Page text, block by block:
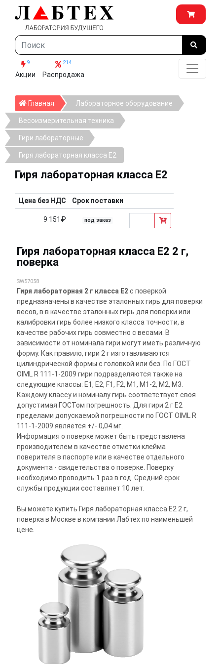
9
Акции
214
Распродажа
Главная ГлавнаяЛабораторное оборудование
Весоизмерительная техника
Гири лабораторные
Гиря лабораторная класса E2
Гиря лабораторная класса E2
Цена без НДС Срок поставки
9 151₽ под заказ
Гиря лабораторная класса E2 2 г,
поверка
SW57058
Гиря лабораторная 2 г класса E2с поверкой
предназначены в качестве эталонных гирь для поверки
весов, в в качестве эталонных гирь для поверки или
калибровки гирь более низкого класса точности, в
качестве рабочих гирь совместно с весами. В
зависимости от номинала гири могут иметь различную
форму. Как правило, гири 2 г изготавливаются
цилиндрической формы с головкой или без. По ГОСТ
OIML R 111-1-2009 гири подразделяются также на
следующие классы: E1, E2, F1, F2, M1, M1-2, M2, M3.
Каждому классу и номиналу гирь соответствует своя
допустимая ГОСТом погрешность. Для гири 2 г E2
пределами допускаемой погрешности по ГОСТ OIML R
111-1-2009 является +/- 0,04 мг.
Информация о поверке может быть представлена
производителем в качестве отметки клейма
поверителя в паспорте или в качестве отдельного
документа - свидетельства о поверке. Поверку
необходимо проводить 1 раз в год. Средний срок
службы продукции составляет 10 лет.
Вы можете купить Гиря лабораторная класса E2 2 г,
поверка в Москве в компании Лабтех по наименьшей
цене.